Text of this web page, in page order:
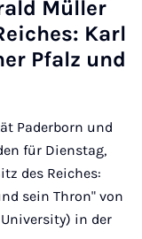
Müller
Karl
Pfalz und
Paderborn und
für Dienstag,
des Reiches:
sein Thron" von
University) in der